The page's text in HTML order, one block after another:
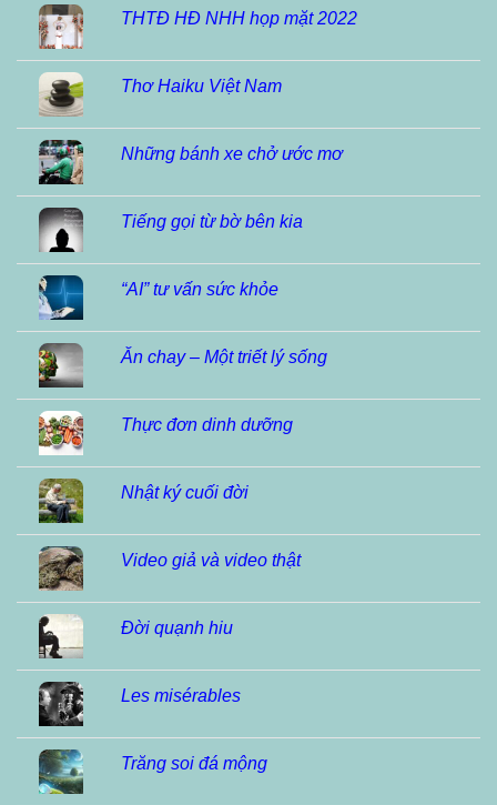
THTĐ HĐ NHH họp mặt 2022
Thơ Haiku Việt Nam
Những bánh xe chở ước mơ
Tiếng gọi từ bờ bên kia
“AI” tư vấn sức khỏe
Ăn chay – Một triết lý sống
Thực đơn dinh dưỡng
Nhật ký cuối đời
Video giả và video thật
Đời quạnh hiu
Les misérables
Trăng soi đá mộng